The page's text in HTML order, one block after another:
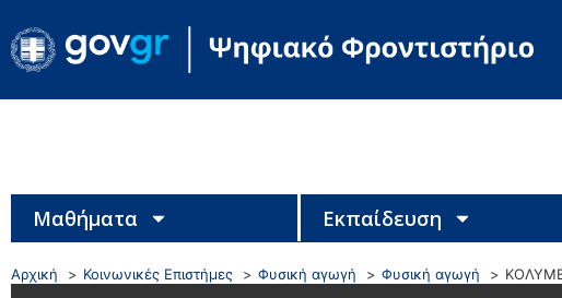
Μαθήματα Εκπαίδευση
Αρχική Κοινωνικές Επιστήμες Φυσική αγωγή Φυσική αγωγή